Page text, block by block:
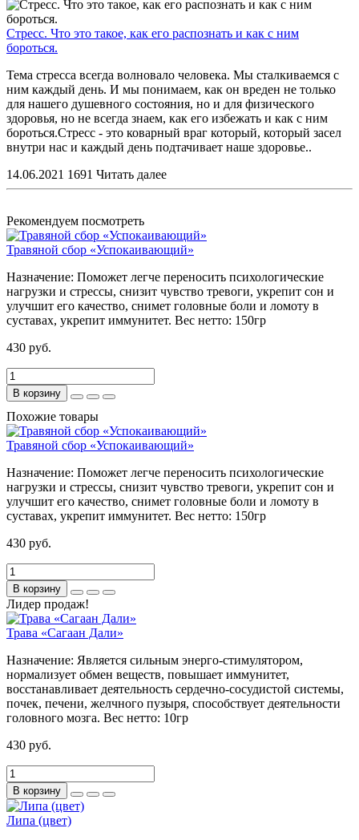
Стресс. Что это такое, как его распознать и как с ним
бороться.
Тема стресса всегда волновало человека. Мы сталкиваемся с
ним каждый день. И мы понимаем, как он вреден не только
для нашего душевного состояния, но и для физического
здоровья, но не всегда знаем, как его избежать и как с ним
бороться.Стресс - это коварный враг который, который засел
внутри нас и каждый день подтачивает наше здоровье..
14.06.2021 1691 Читать далее
Рекомендуем посмотреть
Травяной сбор «Успокаивающий»
Назначение: Поможет легче переносить психологические
нагрузки и стрессы, снизит чувство тревоги, укрепит сон и
улучшит его качество, снимет головные боли и ломоту в
суставах, укрепит иммунитет. Вес нетто: 150гр
430 руб.
В корзину
Похожие товары
Травяной сбор «Успокаивающий»
Назначение: Поможет легче переносить психологические
нагрузки и стрессы, снизит чувство тревоги, укрепит сон и
улучшит его качество, снимет головные боли и ломоту в
суставах, укрепит иммунитет. Вес нетто: 150гр
430 руб.
В корзину
Лидер продаж!
Трава «Сагаан Дали»
Назначение: Является сильным энерго-стимулятором,
нормализует обмен веществ, повышает иммунитет,
восстанавливает деятельность сердечно-сосудистой системы,
почек, печени, желчного пузыря, способствует деятельности
головного мозга. Вес нетто: 10гр
430 руб.
В корзину
Липа (цвет)